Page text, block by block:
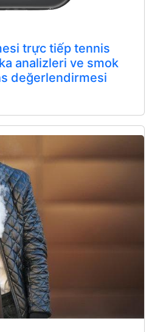
trực tiếp tennis
analizleri ve smok
değerlendirmesi